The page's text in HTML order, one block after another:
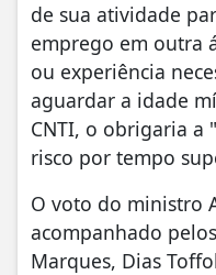
de sua atividade
emprego em outra
ou experiência
aguardar a idade
CNTI, o obrigaria a
risco por tempo
O voto do ministro
acompanhado
Marques, Dias